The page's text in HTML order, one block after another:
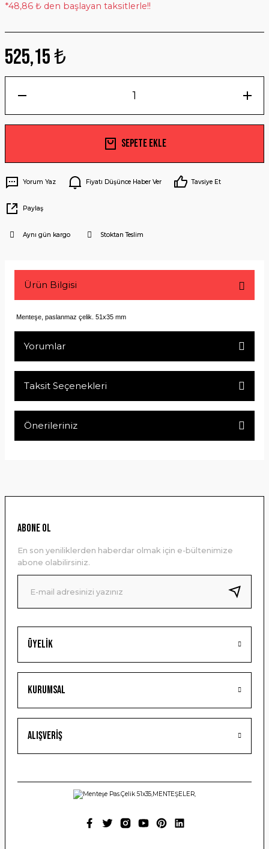
*48,86 ₺ den başlayan taksitlerle!!
525,15 ₺
Sepete Ekle
Yorum Yaz Fiyatı Düşünce Haber Ver Tavsiye Et
Paylaş
Aynı gün kargo Stoktan Teslim
Ürün Bilgisi
Menteşe, paslanmaz çelik. 51x35 mm
Yorumlar
Taksit Seçenekleri
Önerileriniz
Ürün resmi kalitesiz, bozuk veya görüntülenemiyor.
Ürün bilgilerinde hatalar bulunuyor.
Ürün fiyatı diğer sitelerden daha pahalı.
Bu ürüne benzer farklı alternatifler olmalı.
Gönder
Üyelik
Kurumsal
Alışveriş
ABONE OL
En son yeniliklerden haberdar olmak için e-bültenimize
abone olabilirsiniz.